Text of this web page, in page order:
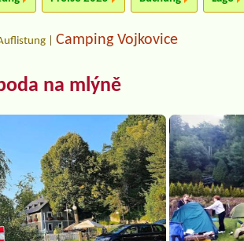
|Camping Vojkovice
na mlýně